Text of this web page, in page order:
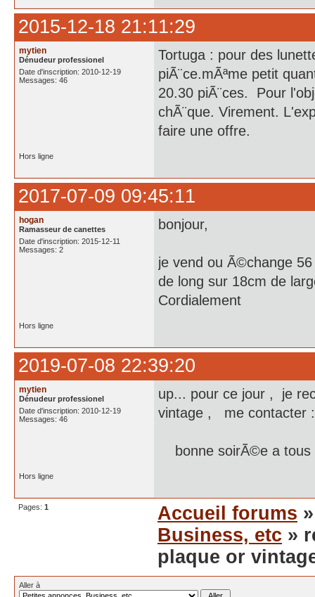
2015-12-18 21:11:29
mytien
Dénudeur professionel
Date d'inscription: 2010-12-19
Messages: 46
Tortuga : pour des
piÃ¨ce.mÃªme petit
20.30 piÃ¨ces. Pour
chÃ¨que. Virement.
faire une offre.
Hors ligne
2017-07-09 09:45:11
hogan
Ramasseur de canettes
Date d'inscription: 2015-12-11
Messages: 2
bonjour,
je vend ou Ã©change
de long sur 18cm de
Cordialement
Hors ligne
2019-07-08 22:39:20
mytien
Dénudeur professionel
Date d'inscription: 2010-12-19
Messages: 46
up... pour ce jour , je
vintage , me
bonne soirÃ©e a
Hors ligne
Pages: 1 Accueil forums
Business, etc »
plaque or
Aller à